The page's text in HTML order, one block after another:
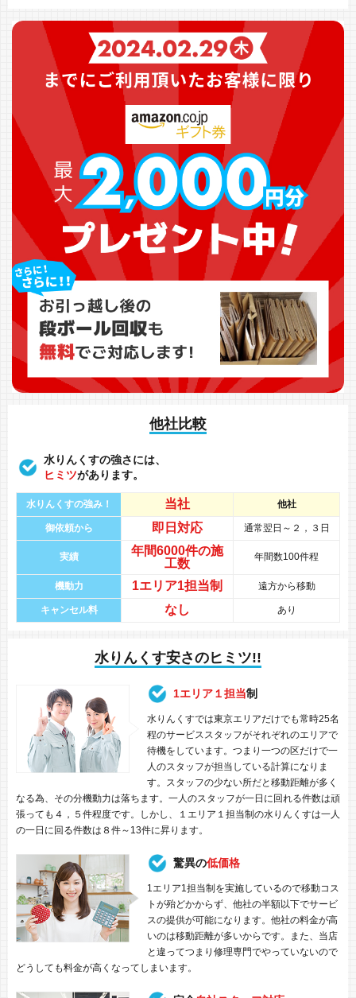
他社比較
水りんくすの強さには、
ヒミツがあります。
水りんくすの強み！ 当社 他社
御依頼から 即日対応 通常翌日～２，３日
実績 年間6000件の施
工数
年間数100件程
機動力 1エリア1担当制 遠方から移動
キャンセル料 なし あり
水りんくす安さのヒミツ!!
1エリア１担当制
水りんくすでは東京エリアだけでも常時25名
程のサービススタッフがそれぞれのエリアで
待機をしています。つまり一つの区だけで一
人のスタッフが担当している計算になりま
す。スタッフの少ない所だと移動距離が多く
なる為、その分機動力は落ちます。一人のスタッフが一日に回れる件数は頑
張っても４，５件程度です。しかし、１エリア１担当制の水りんくすは一人
の一日に回る件数は８件～13件に昇ります。
驚異の低価格
1エリア1担当制を実施しているので移動コス
トが殆どかからず、他社の半額以下でサービ
スの提供が可能になります。他社の料金が高
いのは移動距離が多いからです。また、当店
と違ってつまり修理専門でやっていないので
どうしても料金が高くなってしまいます。